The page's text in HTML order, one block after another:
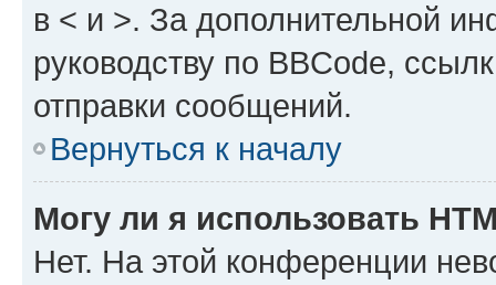
в < и >. За дополнительной
руководству по BBCode,
отправки сообщений.
Вернуться к началу
Могу ли я использовать
Нет. На этой конференции